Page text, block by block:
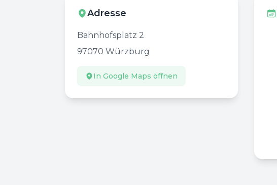
Adresse
Bahnhofsplatz 2
97070 Würzburg
In Google Maps öffnen